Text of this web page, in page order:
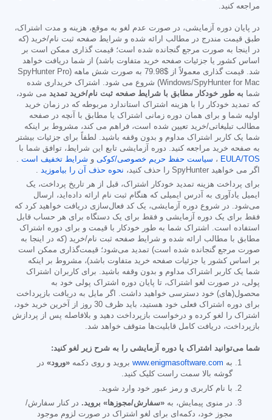
مراجعه کنید.
در پایان دوره آزمایشی، در صورت عدم لغو به موقع، هزینه و مدت اشتراک،
طبق قیمت مندرج در مطالب ارائه شده و شرایط صفحه ثبت نام/خرید (که
در اینجا به صورت مرجع گنجانده شده است؛ قیمت گذاری ممکن است بر
اساس کشور یا جزئیات صفحه خرید متفاوت باشد) از شما دریافت خواهد
شد. قیمت گذاری معمولاً از $79.98
به صورت شش ماهه (SpyHunter Pro
Windows/SpyHunter for Mac) شروع می شود. اشتراک خریداری شده
شما به طور خودکار مطابق با شرایط صفحه ثبت نام/خرید تمدید می شود،
که تمدید خودکار را با هزینه اشتراک استاندارد مربوطه که در زمان خرید
اولیه شما و برای همان دوره زمانی اشتراک یا مطابق با آنچه در صفحه
مطالب تبلیغاتی/خرید تعیین شده است، فراهم می کند، مشروط بر اینکه
شما یک کاربر اشتراک مداوم و بدون وقفه باشید. لطفاً برای جزئیات بیشتر
به صفحه خرید مراجعه کنید. دوره آزمایشی تابع این شرایط، توافق شما با
EULA/TOS ، سیاست حفظ حریم خصوصی/کوکی و شرایط تخفیف است
اگر می خواهید SpyHunter را حذف کنید،
نحوه حذف آن را بیاموزید
برای پرداخت هزینه تمدید خودکار اشتراک، قبل از هر تاریخ پرداخت، یک
ایمیل یادآوری به آدرس ایمیلی که هنگام ثبت نام ارائه داده‌اید، ارسال
می‌شود. در شروع دوره آزمایشی، یک کد فعال‌سازی دریافت خواهید کرد که
فقط برای یک دوره آزمایشی و فقط برای یک دستگاه برای هر حساب قابل
استفاده است. اشتراک شما به طور خودکار با قیمت و برای دوره اشتراک
مطابق با مطالب ارائه شده و شرایط صفحه ثبت نام/خرید (که در اینجا به
صورت مرجع گنجانده شده است) تمدید می‌شود؛ قیمت‌گذاری ممکن است
بر اساس کشور یا جزئیات صفحه خرید متفاوت باشد)، مشروط بر اینکه
شما یک کاربر اشتراک مداوم و بدون وقفه باشید. برای کاربران اشتراک
پولی، در صورت لغو اشتراک، تا پایان دوره اشتراک پولی خود به
محصول(های) خود دسترسی خواهید داشت. اگر مایل به دریافت بازپرداخت
برای دوره اشتراک فعلی خود هستید، باید ظرف 30 روز از آخرین خرید خود،
اشتراک را لغو کرده و درخواست بازپرداخت دهید و بلافاصله پس از پردازش
بازپرداخت، دریافت کامل قابلیت‌ها متوقف خواهد شد.
شما می‌توانید اشتراک یا دوره آزمایشی را به شرح زیر لغو کنید:
به www.enigmasoftware.com بروید و روی دکمه «ورود» در
گوشه بالا سمت راست کلیک کنید.
با نام کاربری و رمز عبور خود وارد شوید.
در منوی پیمایش، به «سفارش/مجوزها» بروید. در کنار سفارش/
مجوز خود، دکمه‌ای برای لغو اشتراک در صورت لزوم موجود